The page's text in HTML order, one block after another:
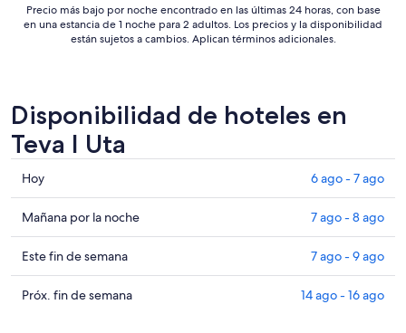
Precio más bajo por noche encontrado en las últimas 24 horas, con base
en una estancia de 1 noche para 2 adultos. Los precios y la disponibilidad
están sujetos a cambios. Aplican términos adicionales.
Disponibilidad de hoteles en
Teva I Uta
Consultar
precios
en
Teva
I
Uta
para
Hoy 6 ago - 7 ago
Consultar
precios
en
Teva
I
Mañana por la noche 7 ago - 8 ago
Consultar
precios
en
Este fin de semana 7 ago - 9 ago
Consultar
Próx. fin de semana 14 ago - 16 ago